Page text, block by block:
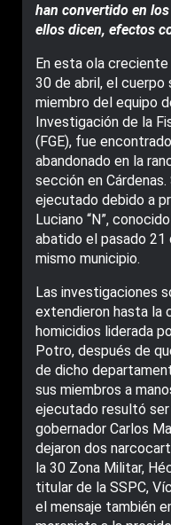
han convertido en
ellos dicen, efectos
En esta ola
30 de abril, el cuerpo
miembro del equipo
Investigación de la
(FGE), fue
abandonado en la
sección en
ejecutado debido a
Luciano “N”,
abatido el pasado 21
mismo municipio.
Las investigaciones
extendieron hasta la
homicidios liderada
Potro, después de
de dicho
sus miembros a
ejecutado resultó
gobernador Carlos
dejaron dos
la 30 Zona Militar,
titular de la SSPC,
el mensaje también